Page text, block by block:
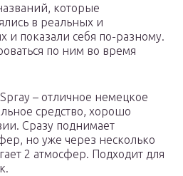
которые
в реальных и
и показали себя по-разному.
по ним во время
– отличное немецкое
средство, хорошо
Сразу поднимает
но уже через несколько
2 атмосфер. Подходит для